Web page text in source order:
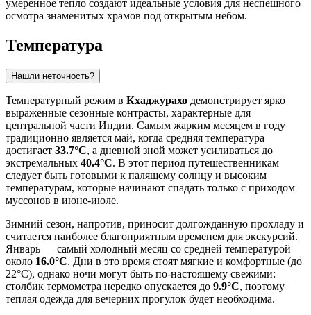
умеренное тепло создают идеальные условия для неспешного
осмотра знаменитых храмов под открытым небом.
Температура
Нашли неточность?
Температурный режим в Кхаджурахо демонстрирует ярко
выраженные сезонные контрасты, характерные для
центральной части Индии. Самым жарким месяцем в году
традиционно является май, когда средняя температура
достигает 33.7°C, а дневной зной может усиливаться до
экстремальных 40.4°C. В этот период путешественникам
следует быть готовыми к палящему солнцу и высоким
температурам, которые начинают спадать только с приходом
муссонов в июне-июле.
Зимний сезон, напротив, приносит долгожданную прохладу и
считается наиболее благоприятным временем для экскурсий.
Январь — самый холодный месяц со средней температурой
около 16.0°C. Дни в это время стоят мягкие и комфортные (до
22°C), однако ночи могут быть по-настоящему свежими:
столбик термометра нередко опускается до 9.9°C, поэтому
теплая одежда для вечерних прогулок будет необходима.